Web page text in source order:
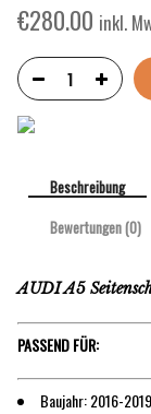
€280.00 inkl.
Beschreibung
Bewertungen (0)
AUDI A5
PASSEND FÜR:
Baujahr: 2016-2019